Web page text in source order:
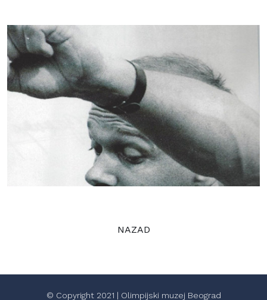
NAZAD
© Copyright 2021 | Olimpijski muzej Beograd